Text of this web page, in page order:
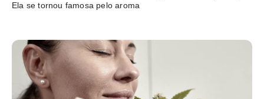
Ela se tornou famosa pelo aroma